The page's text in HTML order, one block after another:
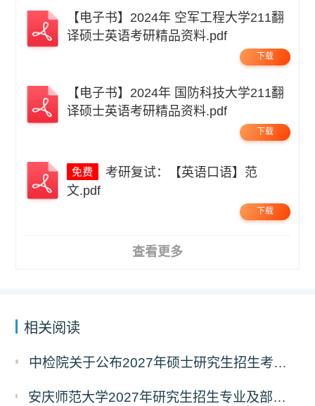
【电子书】2024年 空军工程大学211翻
译硕士英语考研精品资料.pdf
下载
【电子书】2024年 国防科技大学211翻
译硕士英语考研精品资料.pdf
下载
文.pdf
下载
查看更多
相关阅读
中检院关于公布2027年硕士研究生招生考试自命题科目考试大纲（初试）的通知
安庆师范大学2027年研究生招生专业及部分考试自命题科目调整温馨提示（7月23日更新）